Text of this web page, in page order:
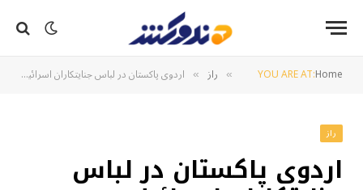
YOU ARE AT:Home
» راز » اردوی پاکستان در لباس جنایتکاران اسرائیلی
راز
اردوی پاکستان در لباس